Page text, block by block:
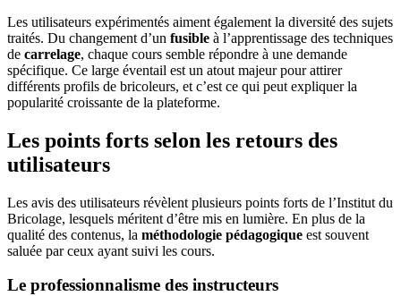
Les utilisateurs expérimentés aiment également la diversité des sujets
traités. Du changement d’un fusible à l’apprentissage des techniques
de carrelage, chaque cours semble répondre à une demande
spécifique. Ce large éventail est un atout majeur pour attirer
différents profils de bricoleurs, et c’est ce qui peut expliquer la
popularité croissante de la plateforme.
Les points forts selon les retours des
utilisateurs
Les avis des utilisateurs révèlent plusieurs points forts de l’Institut du
Bricolage, lesquels méritent d’être mis en lumière. En plus de la
qualité des contenus, la méthodologie pédagogique est souvent
saluée par ceux ayant suivi les cours.
Le professionnalisme des instructeurs